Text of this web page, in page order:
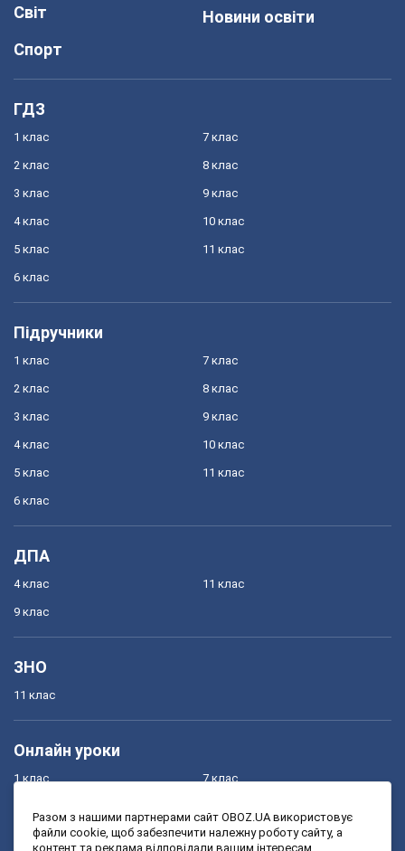
Світ
Спорт
Новини освіти
ГДЗ
1 клас
2 клас
3 клас
4 клас
5 клас
6 клас
7 клас
8 клас
9 клас
10 клас
11 клас
Підручники
1 клас
2 клас
3 клас
4 клас
5 клас
6 клас
7 клас
8 клас
9 клас
10 клас
11 клас
ДПА
4 клас
9 клас
11 клас
ЗНО
11 клас
Онлайн уроки
1 клас
3 клас
7 клас
9 клас
Разом з нашими партнерами сайт OBOZ.UA використовує
файли cookie, щоб забезпечити належну роботу сайту, а
контент та реклама відповідали вашим інтересам.